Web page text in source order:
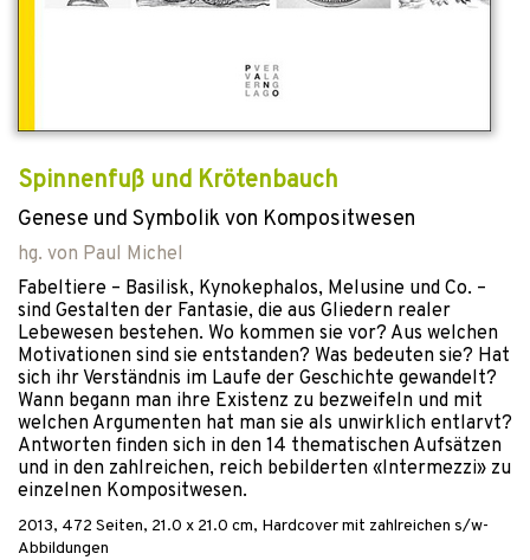
Spinnenfuß und Krötenbauch
Genese und Symbolik von Kompositwesen
hg. von Paul Michel
Fabeltiere – Basilisk, Kynokephalos, Melusine und Co. –
sind Gestalten der Fantasie, die aus Gliedern realer
Lebewesen bestehen. Wo kommen sie vor? Aus welchen
Motivationen sind sie entstanden? Was bedeuten sie? Hat
sich ihr Verständnis im Laufe der Geschichte gewandelt?
Wann begann man ihre Existenz zu bezweifeln und mit
welchen Argumenten hat man sie als unwirklich entlarvt?
Antworten finden sich in den 14 thematischen Aufsätzen
und in den zahlreichen, reich bebilderten «Intermezzi» zu
einzelnen Kompositwesen.
2013, 472 Seiten, 21.0 x 21.0 cm, Hardcovermit zahlreichen s/w-
Abbildungen